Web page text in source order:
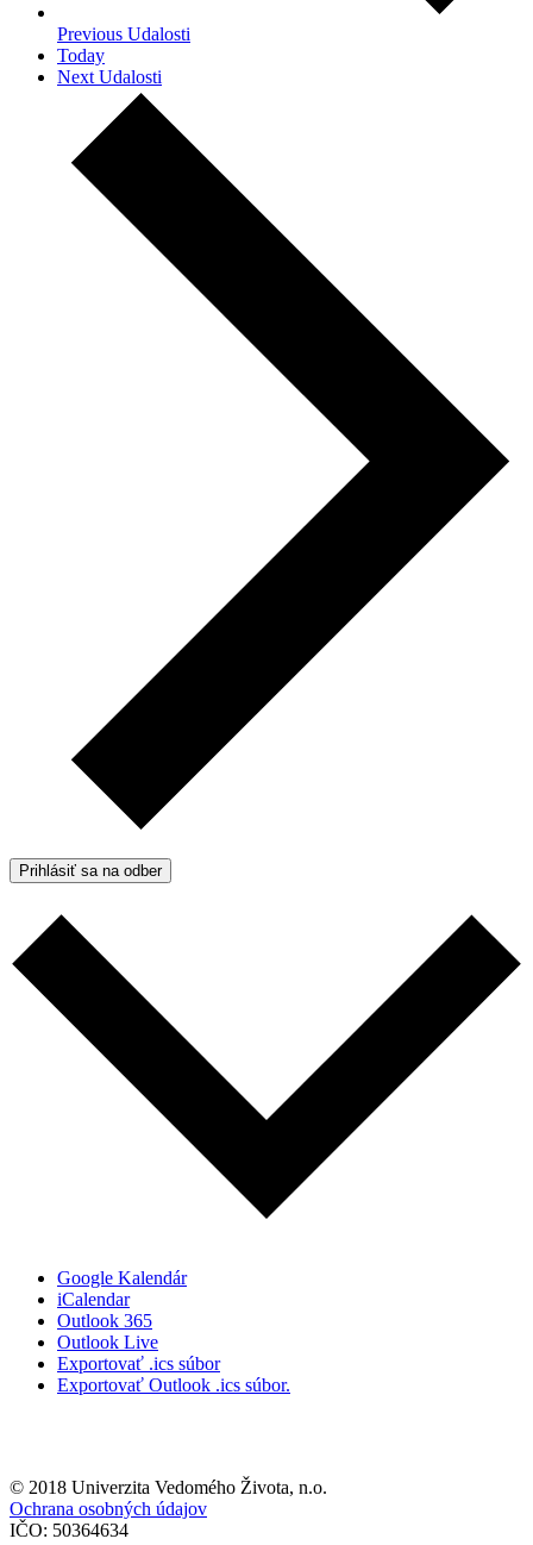
Previous Udalosti
Today
Next Udalosti
Prihlásiť sa na odber
Google Kalendár
iCalendar
Outlook 365
Outlook Live
Exportovať .ics súbor
Exportovať Outlook .ics súbor.
© 2018 Univerzita Vedomého Života, n.o.
Ochrana osobných údajov
IČO: 50364634